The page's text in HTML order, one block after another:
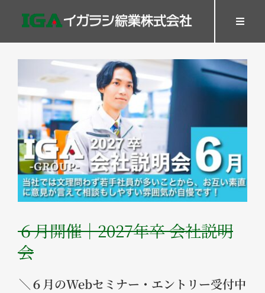
content
Toggle
HOME
WORK
Company
Recruit
GOODS
Larger
Image
６月開催｜2027年卒 会社説明
会
＼６月のWebセミナー・エントリー受付中